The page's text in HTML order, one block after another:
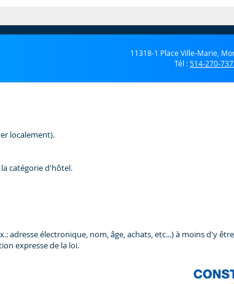
11318-1 Place Ville-Marie,
Tél :514-270-
localement).
catégorie d'hôtel.
électronique, nom, âge, achats, etc...) à moins d'y
expresse de la loi.